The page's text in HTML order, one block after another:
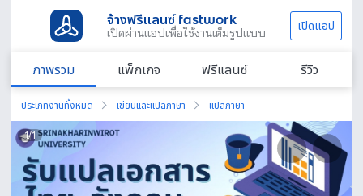
จ้างฟรีแลนซ์ fastwork
เปิดผ่านแอปเพื่อใช้งานเต็มรูปแบบ เปิดแอป
ภาพรวม แพ็กเกจ ฟรีแลนซ์ รีวิว
ประเภทงานทั้งหมด เขียนและแปลภาษา แปลภาษา
1/1